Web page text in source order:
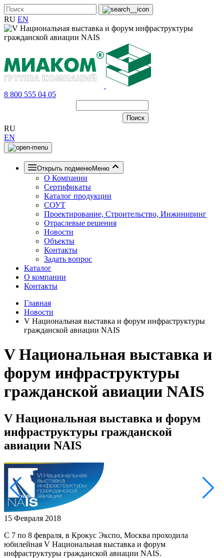
RU EN
8 800 555 04 05
RU
EN
Открыть подменюМеню
О Компании
Сертификаты
Каталог продукции
СОУТ
Проектирование, Строительство, Инжиниринг
Отраслевые решения
Новости
Объекты
Контакты
Задать вопрос
Каталог
О компании
Контакты
Главная
Новости
V Национальная выставка и форум инфраструктуры
гражданской авиации NAIS
V Национальная выставка и
форум инфраструктуры
гражданской авиации NAIS
V Национальная выставка и форум
инфраструктуры гражданской
авиации NAIS
15 Февраля 2018
C 7 по 8 февраля, в Крокус Экспо, Москва проходила
юбилейная V Национальная выставка и форум
инфраструктуры гражданской авиации NAIS.